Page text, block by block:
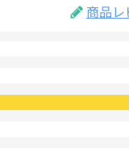
商品レ